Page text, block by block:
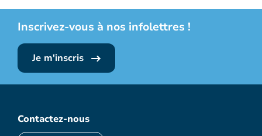
Inscrivez-vous à nos infolettres !
Je m'inscris
Contactez-nous